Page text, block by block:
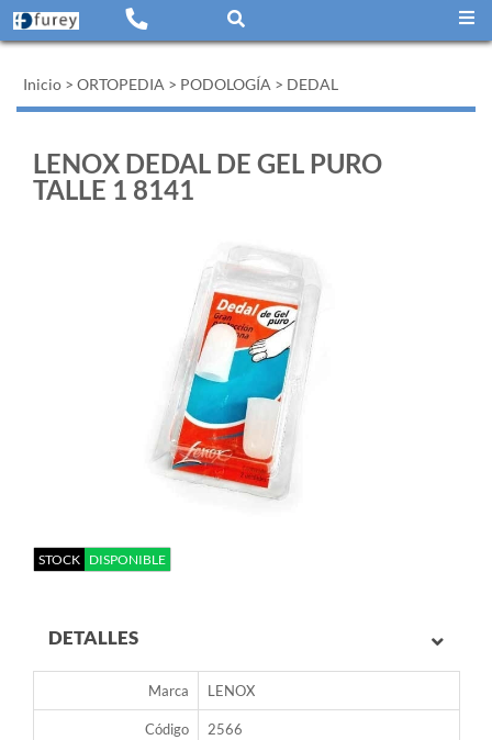
Inicio > ORTOPEDIA > PODOLOGÍA > DEDAL
LENOX DEDAL DE GEL PURO
TALLE 1 8141
STOCK DISPONIBLE
DETALLES
Marca LENOX
Código 2566